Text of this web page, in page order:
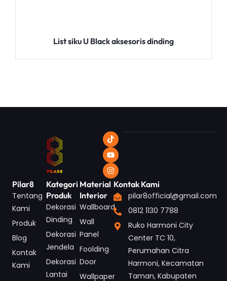
List siku U Black aksesoris dinding
Pilar8
Tentang
Kami
Produk
Blog
Kontak
Kami
Kategori
Produk
Dekorasi
Dinding
Dekorasi
Jendela
Dekorasi
Lantai
Material
Interior
Wallboard
Wall
Panel
Foolding
Door
Wallpaper
Kontak Kami
pilar8official@gmail.com
0812 1130 7788
Ruko Harmoni City
Center TC 10,
Perumahan Citra
Harmoni, Kecamatan
Taman, Kabupaten